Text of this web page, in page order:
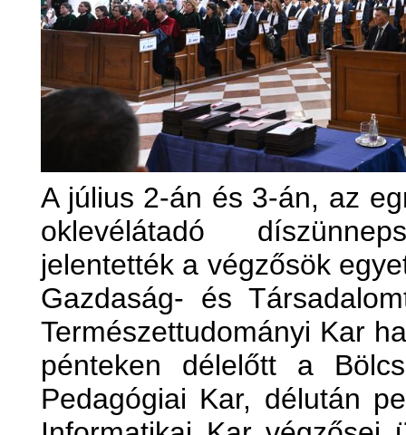
A július 2-án és 3-án, az
oklevélátadó
jelentették a végzősök
Gazdaság- és
Természettudományi Kar
pénteken délelőtt a
Pedagógiai Kar, délután